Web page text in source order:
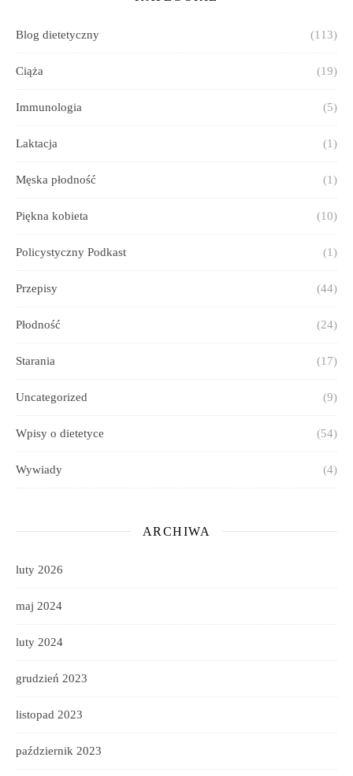
Blog dietetyczny (113)
Ciąża (19)
Immunologia (5)
Laktacja (1)
Męska płodność (1)
Piękna kobieta (10)
Policystyczny Podkast (1)
Przepisy (44)
Płodność (24)
Starania (17)
Uncategorized (9)
Wpisy o dietetyce (54)
Wywiady (4)
ARCHIWA
luty 2026
maj 2024
luty 2024
grudzień 2023
listopad 2023
październik 2023